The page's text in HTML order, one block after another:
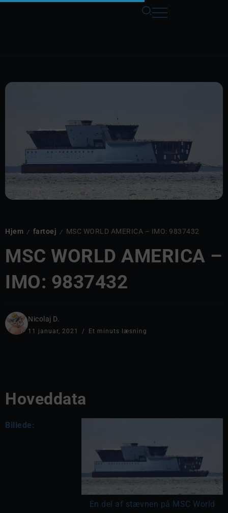
Hjem / fartoej / MSC WORLD AMERICA – IMO: 9837432
MSC WORLD AMERICA –
IMO: 9837432
Nicolaj D.
11 januar, 2021 Et minuts læsning
Hoveddata
Billede:
En del af stævnen på MSC World